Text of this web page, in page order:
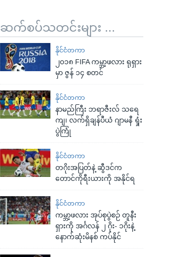
ဆက်စပ်သတင်းများ ...
နိုင်ငံတကာ
၂၀၁၈ FIFA ကမ္ဘာ့ဖလား ရုရှား
မှာ ဇွန် ၁၄ စတင်
နိုင်ငံတကာ
နာမည်ကြီး ဘရာဇီးလ် သရေ
ကျ၊ လက်ရှိချန်ပီယံ ဂျာမနီ ရှုံး
ပွဲကြုံ
နိုင်ငံတကာ
တဂိုးအပြတ်နဲ့ ဆွီဒင်က
တောင်ကိုရီးယားကို အနိုင်ရ
နိုင်ငံတကာ
ကမ္ဘာ့ဖလား အုပ်စုပွဲစဉ် တူနီး
ရှားကို အင်္ဂလန် ၂ ဂိုး- ၁ဂိုးနဲ့
နောက်ဆုံးမိနစ် ကပ်နိုင်